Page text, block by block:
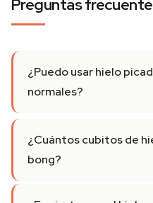
Preguntas
¿Puedo usar hielo
normales?
¿Cuántos cubitos de
bong?